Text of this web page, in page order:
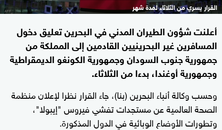
القرار يسري من الثلاثاء لمدة شهر
أعلنت شؤون الطيران المدني في البحرين تعليق دخول
المسافرين غير البحرينيين القادمين إلى المملكة من
جمهورية جنوب السودان وجمهورية الكونغو الديمقراطية
وجمهورية أوغندا، بدءا من الثلاثاء.
وحسب وكالة أنباء البحرين (بنا)، جاء القرار نظرا لإعلان منظمة
الصحة العالمية عن مستجدات تفشي فيروس "إيبولا"،
وتطورات الأوضاع الوبائية في الدول المذكورة.